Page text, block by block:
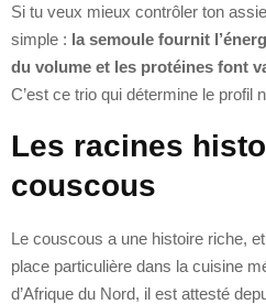
Si tu veux mieux contrôler ton
simple : la semoule fournit
du volume et les protéines font
C’est ce trio qui détermine le profil
Les racines
couscous
Le couscous a une histoire riche,
place particulière dans la cuisine
d’Afrique du Nord, il est attesté